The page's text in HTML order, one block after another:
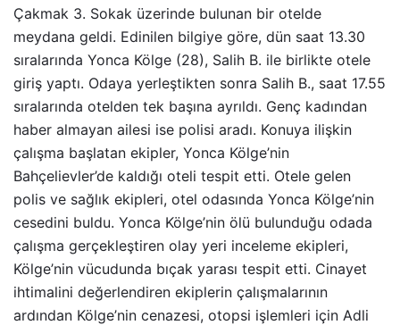
Çakmak 3. Sokak üzerinde bulunan bir otelde
meydana geldi. Edinilen bilgiye göre, dün saat 13.30
sıralarında Yonca Kölge (28), Salih B. ile birlikte otele
giriş yaptı. Odaya yerleştikten sonra Salih B., saat 17.55
sıralarında otelden tek başına ayrıldı. Genç kadından
haber almayan ailesi ise polisi aradı. Konuya ilişkin
çalışma başlatan ekipler, Yonca Kölge’nin
Bahçelievler’de kaldığı oteli tespit etti. Otele gelen
polis ve sağlık ekipleri, otel odasında Yonca Kölge’nin
cesedini buldu. Yonca Kölge’nin ölü bulunduğu odada
çalışma gerçekleştiren olay yeri inceleme ekipleri,
Kölge’nin vücudunda bıçak yarası tespit etti. Cinayet
ihtimalini değerlendiren ekiplerin çalışmalarının
ardından Kölge’nin cenazesi, otopsi işlemleri için Adli